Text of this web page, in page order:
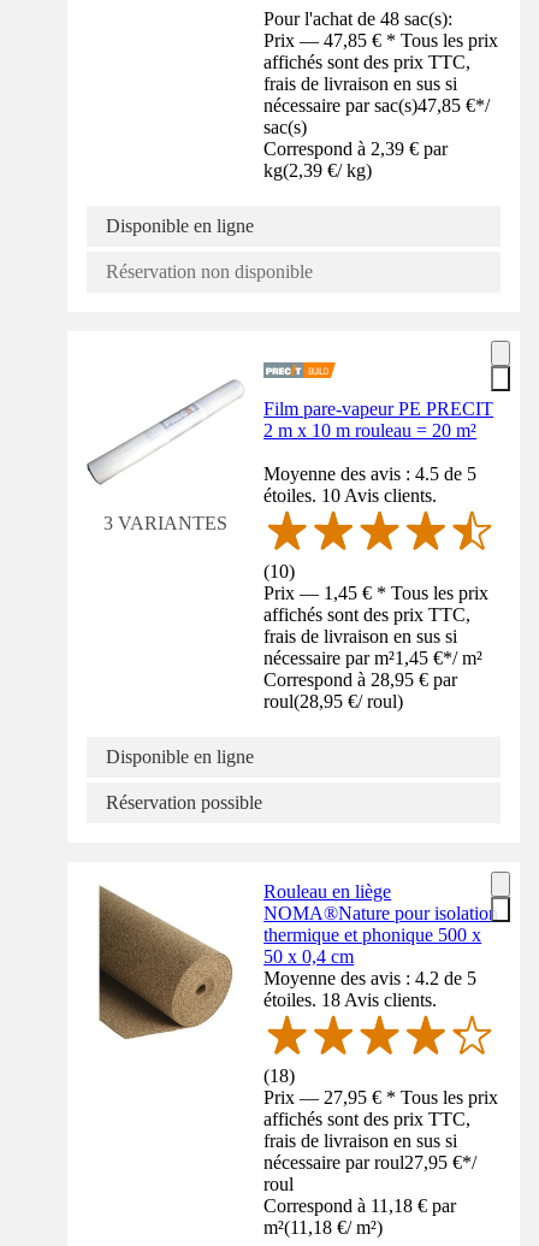
Pour l'achat de 48 sac(s):
Prix — 47,85 € * Tous les prix
affichés sont des prix TTC,
frais de livraison en sus si
nécessaire par sac(s)47,85 €*/
sac(s)
Correspond à 2,39 € par
kg(2,39 €/ kg)
Disponible en ligne
Réservation non disponible
3 VARIANTES
Film pare-vapeur PE PRECIT
2 m x 10 m rouleau = 20 m²
Moyenne des avis : 4.5 de 5
étoiles. 10 Avis clients.
(10)
Prix — 1,45 € * Tous les prix
affichés sont des prix TTC,
frais de livraison en sus si
nécessaire par m²1,45 €*/ m²
Correspond à 28,95 € par
roul(28,95 €/ roul)
Disponible en ligne
Réservation possible
Rouleau en liège
NOMA®Nature pour isolation
thermique et phonique 500 x
50 x 0,4 cm
Moyenne des avis : 4.2 de 5
étoiles. 18 Avis clients.
(18)
Prix — 27,95 € * Tous les prix
affichés sont des prix TTC,
frais de livraison en sus si
nécessaire par roul27,95 €*/
roul
Correspond à 11,18 € par
m²(11,18 €/ m²)